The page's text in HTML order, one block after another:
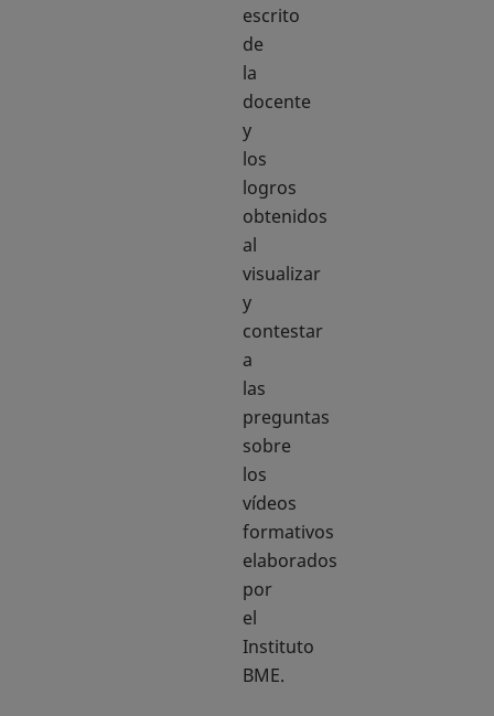
escrito
de
la
docente
y
los
logros
obtenidos
al
visualizar
y
contestar
a
las
preguntas
sobre
los
vídeos
formativos
elaborados
por
el
Instituto
BME.